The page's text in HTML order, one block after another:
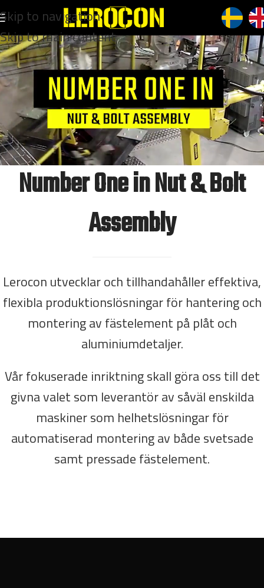
Skip to navigation
Skip to main content
Number One in Nut & Bolt
Assembly
Lerocon utvecklar och tillhandahåller effektiva,
flexibla produktionslösningar för hantering och
montering av fästelement på plåt och
aluminiumdetaljer.
Vår fokuserade inriktning skall göra oss till det
givna valet som leverantör av såväl enskilda
maskiner som helhetslösningar för
automatiserad montering av både svetsade
samt pressade fästelement.